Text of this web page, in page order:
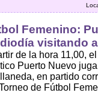
Femenino:
visitando
de la hora 11,00,
Puerto Nuevo
en partido
de Fútbol